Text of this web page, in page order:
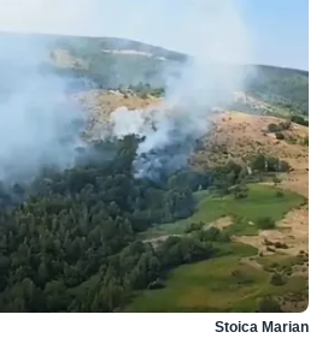
Stoica Marian